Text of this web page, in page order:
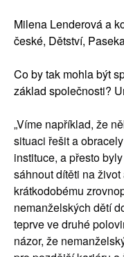
Milena Lenderová a
české, Dětství,
Co by tak mohla být
základ společnosti?
„Víme například, že
situaci řešit a
instituce, a přesto
sáhnout dítěti na
krátkodobému
nemanželských dětí
teprve ve druhé
názor, že